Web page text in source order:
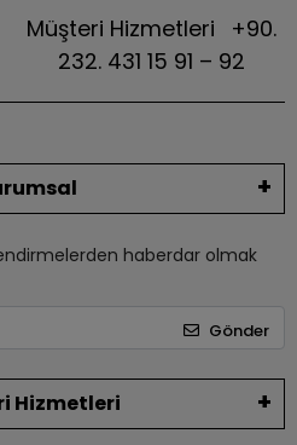
Müşteri Hizmetleri
+90.
232. 431 15 91 – 92
haberdar olmak
Gönder
Hizmetleri